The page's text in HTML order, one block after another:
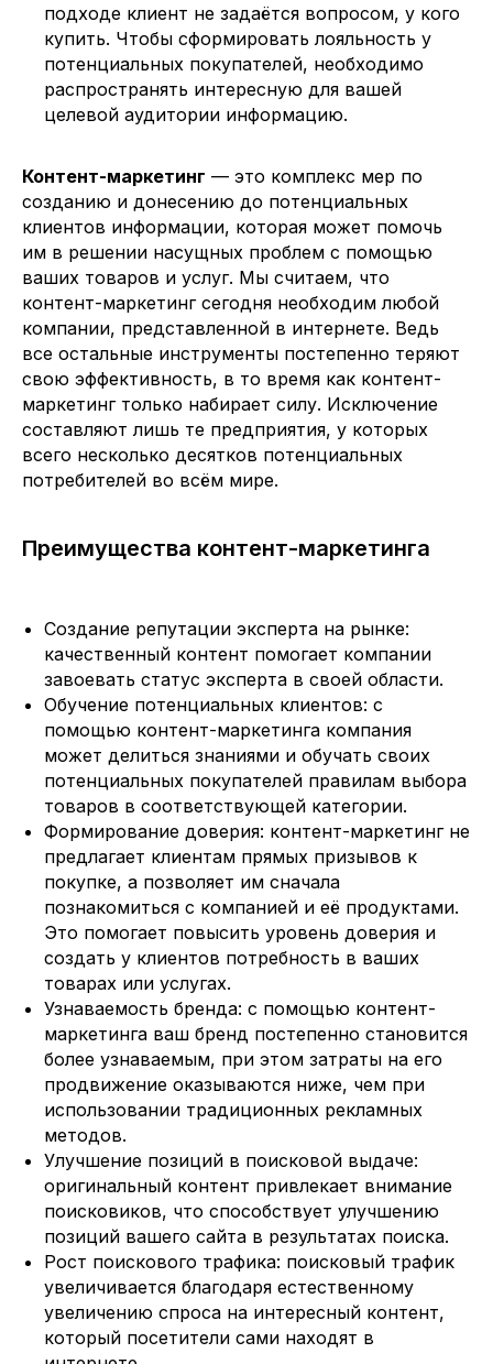
подходе клиент не задаётся вопросом, у кого
купить. Чтобы сформировать лояльность у
потенциальных покупателей, необходимо
распространять интересную для вашей
целевой аудитории информацию.
Контент-маркетинг — это комплекс мер по
созданию и донесению до потенциальных
клиентов информации, которая может помочь
им в решении насущных проблем с помощью
ваших товаров и услуг. Мы считаем, что
контент-маркетинг сегодня необходим любой
компании, представленной в интернете. Ведь
все остальные инструменты постепенно теряют
свою эффективность, в то время как контент-
маркетинг только набирает силу. Исключение
составляют лишь те предприятия, у которых
всего несколько десятков потенциальных
потребителей во всём мире.
Преимущества контент-маркетинга
Создание репутации эксперта на рынке:
качественный контент помогает компании
завоевать статус эксперта в своей области.
Обучение потенциальных клиентов: с
помощью контент-маркетинга компания
может делиться знаниями и обучать своих
потенциальных покупателей правилам выбора
товаров в соответствующей категории.
Формирование доверия: контент-маркетинг не
предлагает клиентам прямых призывов к
покупке, а позволяет им сначала
познакомиться с компанией и её продуктами.
Это помогает повысить уровень доверия и
создать у клиентов потребность в ваших
товарах или услугах.
Узнаваемость бренда: с помощью контент-
маркетинга ваш бренд постепенно становится
более узнаваемым, при этом затраты на его
продвижение оказываются ниже, чем при
использовании традиционных рекламных
методов.
Улучшение позиций в поисковой выдаче:
оригинальный контент привлекает внимание
поисковиков, что способствует улучшению
позиций вашего сайта в результатах поиска.
Рост поискового трафика: поисковый трафик
увеличивается благодаря естественному
увеличению спроса на интересный контент,
который посетители сами находят в